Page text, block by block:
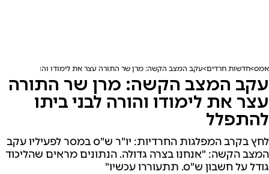
אמס חדשות חרדים עקב המצב הקשה: מרן שר התורה עצר את לימודו והורה לבני
עקב המצב הקשה: מרן שר התורה
עצר את לימודו והורה לבני ביתו
להתפלל
לחץ בקרב המפלגות החרדיות: יו"ר ש"ס במסר לפעיליו עקב
המצב הקשה: "אנחנו בצרה גדולה. הנתונים מראים שהליכוד
גודל על חשבון ש"ס. תתעוררו עכשיו"